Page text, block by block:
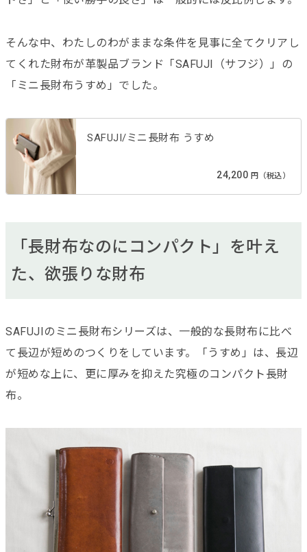
そんな中、わたしのわがままな条件を見事に全てクリアし
てくれた財布が革製品ブランド「SAFUJI（サフジ）」の
「ミニ長財布うすめ」でした。
SAFUJI/ミニ長財布 うすめ
24,200 円（税込）
「長財布なのにコンパクト」を叶え
た、欲張りな財布
SAFUJIのミニ長財布シリーズは、一般的な長財布に比べ
て長辺が短めのつくりをしています。「うすめ」は、長辺
が短めな上に、更に厚みを抑えた究極のコンパクト長財
布。